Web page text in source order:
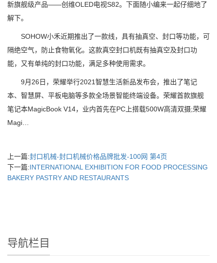
新旗舰级产品——创维OLED电视S82。下面随小编来一起仔细地了
解下。
SOHOW小禾近期推出了一款线，具有抽真空、封口等功能，可
隔绝空气，防止食物氧化。这款真空封口机既有抽真空及封口功
能，又有单纯的封口功能，满足多种使用需求。
9月26日，荣耀举行2021智慧生活新品发布会，推出了笔记
本、智慧屏、平板电脑等多款全场景智能终端设备。荣耀首款旗舰
笔记本MagicBook V14，业内首先在PC上搭载500W高清双摄;荣耀
Magi…
上一篇:封口机械-封口机械价格品牌批发-100网 第4页
下一篇:INTERNATIONAL EXHIBITION FOR FOOD PROCESSING
BAKERY PASTRY AND RESTAURANTS
导航栏目